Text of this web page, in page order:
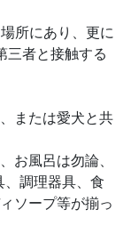
所にあり、更に
三者と接触する
または愛犬と共
お風呂は勿論、
調理器具、食
ソープ等が揃っ